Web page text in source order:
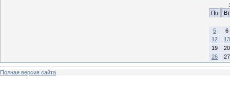
Пн
Вт
5
6
12
13
19
20
26
27
Полная версия сайта